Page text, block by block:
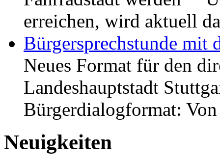
erreichen, wird aktuell
Bürgersprechstunde mit
Neues Format für den
Landeshauptstadt
Bürgerdialogformat:
Neuigkeiten